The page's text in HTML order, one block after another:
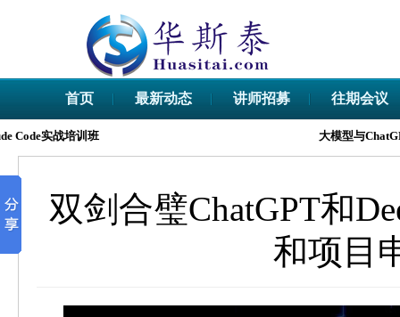
首页 最新动态 讲师招募 往期会议
实战培训班 大模型与
双剑合璧ChatGPT和
和项目